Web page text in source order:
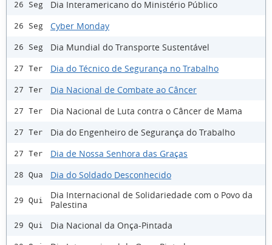
26 Seg Dia Interamericano do Ministério Público
26 Seg Cyber Monday
26 Seg Dia Mundial do Transporte Sustentável
27 Ter Dia do Técnico de Segurança no Trabalho
27 Ter Dia Nacional de Combate ao Câncer
27 Ter Dia Nacional de Luta contra o Câncer de Mama
27 Ter Dia do Engenheiro de Segurança do Trabalho
27 Ter Dia de Nossa Senhora das Graças
28 Qua Dia do Soldado Desconhecido
29 Qui
Dia Internacional de Solidariedade com o Povo da
Palestina
29 Qui Dia Nacional da Onça-Pintada